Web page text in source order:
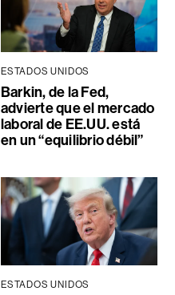
ESTADOS UNIDOS
Barkin, de la Fed,
advierte que el mercado
laboral de EE.UU. está
en un “equilibrio débil”
ESTADOS UNIDOS